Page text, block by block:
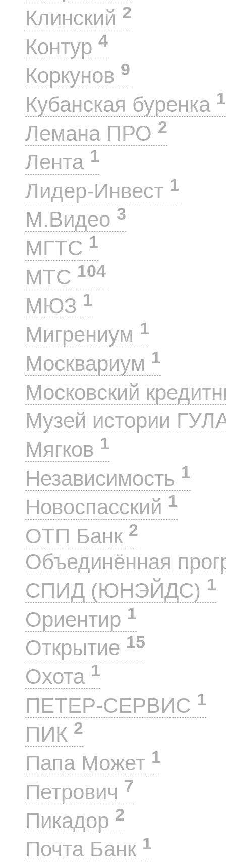
Клинский 2
Контур 4
Коркунов 9
Кубанская буренка 1
Лемана ПРО 2
Лента 1
Лидер-Инвест 1
М.Видео 3
МГТС 1
МТС 104
МЮЗ 1
Мигрениум 1
Москвариум 1
Московский
Музей истории
Мягков 1
Независимость 1
Новоспасский 1
ОТП Банк 2
Объединённая
СПИД (ЮНЭЙДС) 1
Ориентир 1
Открытие 15
Охота 1
ПЕТЕР-СЕРВИС 1
ПИК 2
Папа Может 1
Петрович 7
Пикадор 2
Почта Банк 1